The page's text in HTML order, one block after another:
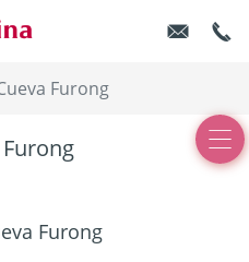
Furong
Furong